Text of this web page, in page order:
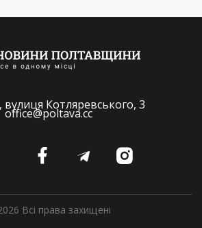
Котляревського, 3
office@poltava.cc
Всі права захищені